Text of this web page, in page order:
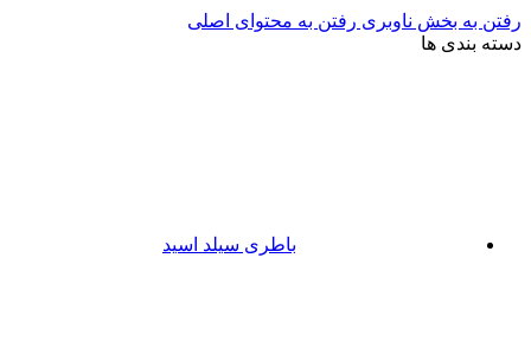
رفتن به بخش ناوبری رفتن به محتوای اصلی
دسته بندی ها
باطری سیلد اسید